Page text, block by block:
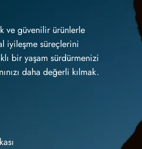
ve güvenilir ürünlerle
iyileşme süreçlerini
bir yaşam sürdürmenizi
daha değerli kılmak.